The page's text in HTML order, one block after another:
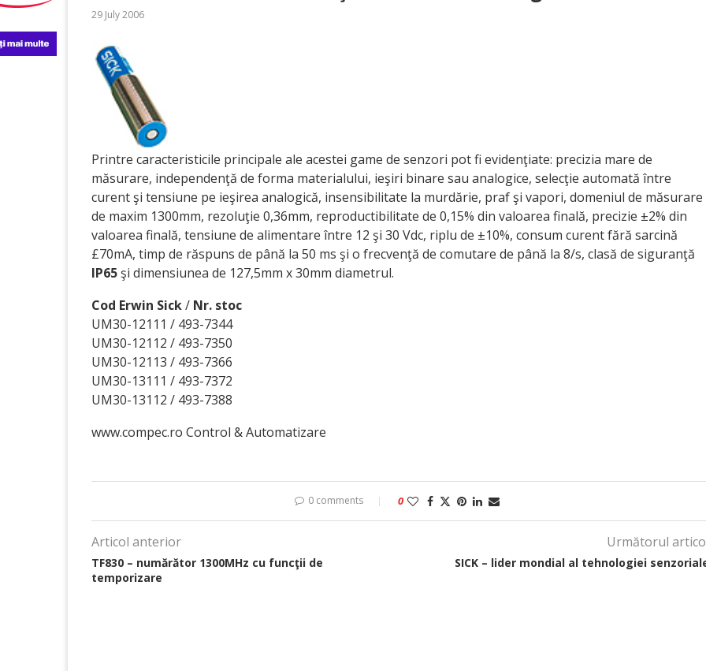
29 July 2006
Printre caracteristicile principale ale acestei game de senzori pot fi evidenţiate: precizia mare de
măsurare, independenţă de forma materialului, ieşiri binare sau analogice, selecţie automată între
curent şi tensiune pe ieşirea analogică, insensibilitate la murdărie, praf şi vapori, domeniul de măsurare
de maxim 1300mm, rezoluţie 0,36mm, reproductibilitate de 0,15% din valoarea finală, precizie ±2% din
valoarea finală, tensiune de alimentare între 12 şi 30 Vdc, riplu de ±10%, consum curent fără sarcină
£70mA, timp de răspuns de până la 50 ms şi o frecvenţă de comutare de până la 8/s, clasă de siguranţă
IP65şi dimensiunea de 127,5mm x 30mm diametrul.
Cod Erwin Sick/ Nr. stoc
UM30-12111 / 493-7344
UM30-12112 / 493-7350
UM30-12113 / 493-7366
UM30-13111 / 493-7372
UM30-13112 / 493-7388
www.compec.ro Control & Automatizare
0 comments 0
Articol anterior
TF830 – numărător 1300MHz cu funcţii de
temporizare
Următorul
SICK – lider mondial al tehnologiei